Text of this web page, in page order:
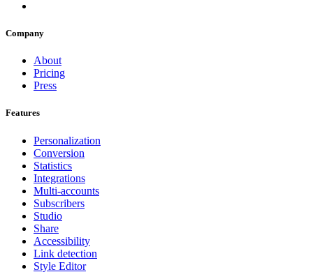
Company
About
Pricing
Press
Features
Personalization
Conversion
Statistics
Integrations
Multi-accounts
Subscribers
Studio
Share
Accessibility
Link detection
Style Editor